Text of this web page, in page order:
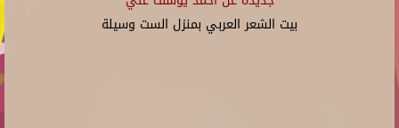
بيت الشعر العربي بمنزل الست وسيلة